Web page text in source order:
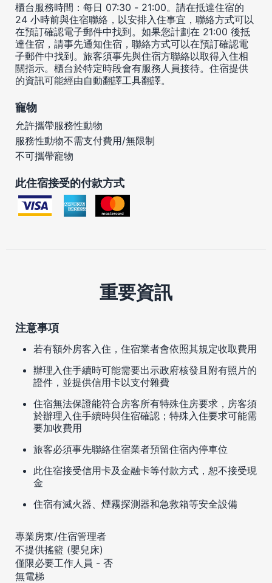
櫃台服務時間：每日 07:30 - 21:00。請在抵達住宿的
24 小時前與住宿聯絡，以安排入住事宜，聯絡方式可以
在預訂確認電子郵件中找到。如果您計劃在 21:00 後抵
達住宿，請事先通知住宿，聯絡方式可以在預訂確認電
子郵件中找到。旅客須事先與住宿方聯絡以取得入住相
關指示。櫃台於特定時段會有服務人員接待。住宿提供
的資訊可能經由自動翻譯工具翻譯。
寵物
允許攜帶服務性動物
服務性動物不需支付費用/無限制
不可攜帶寵物
此住宿接受的付款方式
重要資訊
注意事項
若有額外房客入住，住宿業者會依照其規定收取費用
辦理入住手續時可能需要出示政府核發且附有照片的
證件，並提供信用卡以支付雜費
住宿無法保證能符合房客所有特殊住房要求，房客須
於辦理入住手續時與住宿確認；特殊入住要求可能需
要加收費用
旅客必須事先聯絡住宿業者預留住宿內停車位
此住宿接受信用卡及金融卡等付款方式，恕不接受現
金
住宿有滅火器、煙霧探測器和急救箱等安全設備
專業房東/住宿管理者
不提供搖籃 (嬰兒床)
僅限必要工作人員 - 否
無電梯